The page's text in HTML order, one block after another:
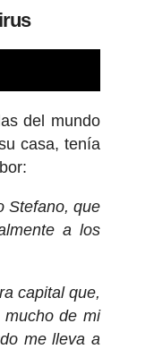
del mundo
casa, tenía
Stefano, que
a los
capital que,
de mi
me lleva a